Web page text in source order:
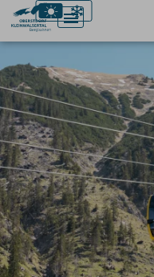
Active & Sport
Experience & Fun
Pleasure & Senses
prices
cable cars
more infos